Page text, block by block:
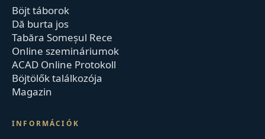
Böjt táborok
Dă burta jos
Tabăra Someșul Rece
Online szemináriumok
ACAD Online Protokoll
Böjtölők találkozója
Magazin
INFORMÁCIÓK